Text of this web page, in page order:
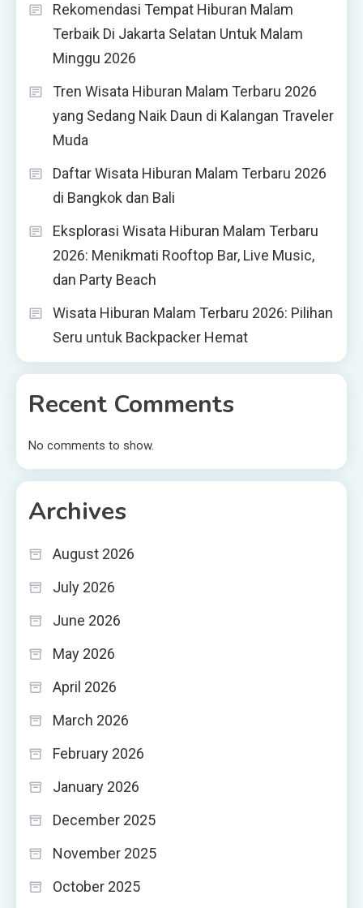
Rekomendasi Tempat Hiburan Malam
Terbaik Di Jakarta Selatan Untuk Malam
Minggu 2026
Tren Wisata Hiburan Malam Terbaru 2026
yang Sedang Naik Daun di Kalangan Traveler
Muda
Daftar Wisata Hiburan Malam Terbaru 2026
di Bangkok dan Bali
Eksplorasi Wisata Hiburan Malam Terbaru
2026: Menikmati Rooftop Bar, Live Music,
dan Party Beach
Wisata Hiburan Malam Terbaru 2026: Pilihan
Seru untuk Backpacker Hemat
Recent Comments
No comments to show.
Archives
August 2026
July 2026
June 2026
May 2026
April 2026
March 2026
February 2026
January 2026
December 2025
November 2025
October 2025